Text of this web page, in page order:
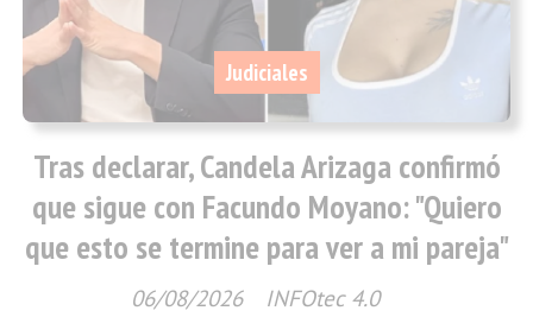
Tras declarar, Candela Arizaga confirmó
que sigue con Facundo Moyano: "Quiero
que esto se termine para ver a mi pareja"
INFOtec 4.0
Judiciales
06/08/2026